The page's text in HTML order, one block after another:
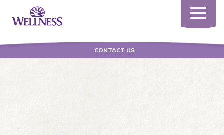
Toggle
CONTACT US